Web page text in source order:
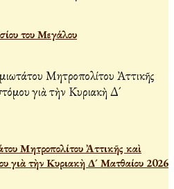
του Μεγάλου
Μητροπολίτου Ἀττικῆς καὶ
γιὰ τὴν Κυριακὴ Δ´ Ματθαίου 2026